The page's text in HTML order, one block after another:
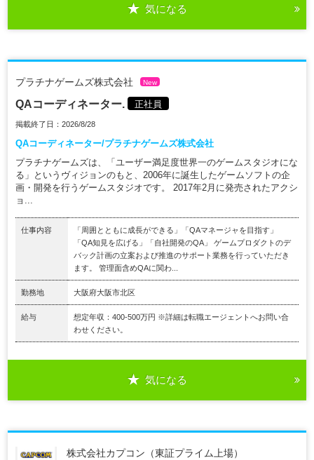
気になる
プラチナゲームズ株式会社 New
QAコーディネーター. 正社員
掲載終了日：2026/8/28
QAコーディネーター/プラチナゲームズ株式会社
プラチナゲームズは、「ユーザー満足度世界一のゲームスタジオにな
る」というヴィジョンのもと、2006年に誕生したゲームソフトの企
画・開発を行うゲームスタジオです。 2017年2月に発売されたアクシ
ョ...
仕事内容
「周囲とともに成長ができる」「QAマネージャを目指す」
「QA知見を広げる」「自社開発のQA」 ゲームプロダクトのデ
バック計画の立案および推進のサポート業務を行っていただき
ます。 管理面含めQAに関わ...
勤務地 大阪府大阪市北区
給与
想定年収：400-500万円 ※詳細は転職エージェントへお問い合
わせください。
気になる
株式会社カプコン（東証プライム上場）